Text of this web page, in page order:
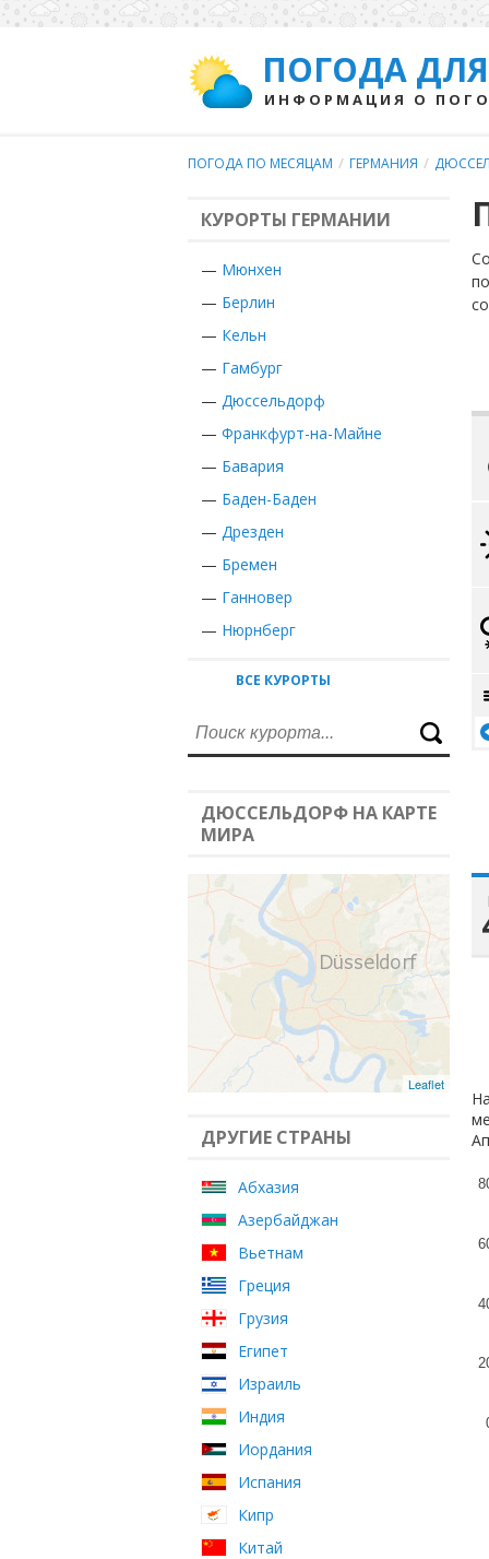
ПОГОДА
ИНФОРМАЦИЯ О
ПОГОДА ПО МЕСЯЦАМ / ГЕРМАНИЯ /
КУРОРТЫ ГЕРМАНИИ
— Мюнхен
— Берлин
— Кельн
— Гамбург
— Дюссельдорф
— Франкфурт-на-Майне
— Бавария
— Баден-Баден
— Дрезден
— Бремен
— Ганновер
— Нюрнберг
ВСЕ КУРОРТЫ
ДЮССЕЛЬДОРФ НА КАРТЕ
МИРА
Leaflet
ДРУГИЕ СТРАНЫ
Абхазия
Азербайджан
Вьетнам
Греция
Грузия
Египет
Израиль
Индия
Иордания
Испания
Кипр
Китай